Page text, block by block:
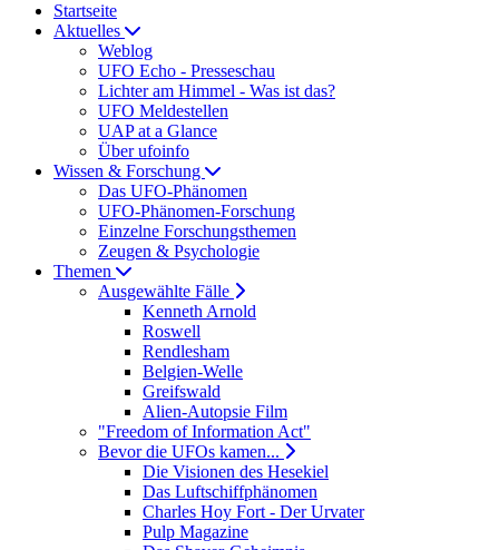
Startseite
Aktuelles
Weblog
UFO Echo - Presseschau
Lichter am Himmel - Was ist das?
UFO Meldestellen
UAP at a Glance
Über ufoinfo
Wissen & Forschung
Das UFO-Phänomen
UFO-Phänomen-Forschung
Einzelne Forschungsthemen
Zeugen & Psychologie
Themen
Ausgewählte Fälle
Kenneth Arnold
Roswell
Rendlesham
Belgien-Welle
Greifswald
Alien-Autopsie Film
"Freedom of Information Act"
Bevor die UFOs kamen...
Die Visionen des Hesekiel
Das Luftschiffphänomen
Charles Hoy Fort - Der Urvater
Pulp Magazine